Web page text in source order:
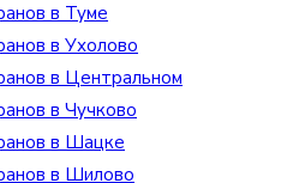
в Туме
в Ухолово
в Центральном
в Чучково
в Шацке
в Шилово